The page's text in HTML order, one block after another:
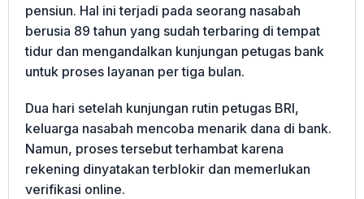
pensiun. Hal ini terjadi pada seorang nasabah
berusia 89 tahun yang sudah terbaring di tempat
tidur dan mengandalkan kunjungan petugas bank
untuk proses layanan per tiga bulan.
Dua hari setelah kunjungan rutin petugas BRI,
keluarga nasabah mencoba menarik dana di bank.
Namun, proses tersebut terhambat karena
rekening dinyatakan terblokir dan memerlukan
verifikasi online.